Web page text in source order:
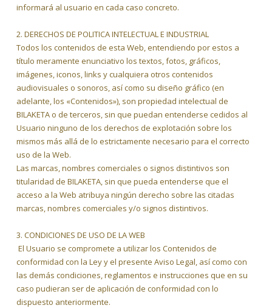
informará al usuario en cada caso concreto.
2. DERECHOS DE POLITICA INTELECTUAL E INDUSTRIAL
Todos los contenidos de esta Web, entendiendo por estos a
título meramente enunciativo los textos, fotos, gráficos,
imágenes, iconos, links y cualquiera otros contenidos
audiovisuales o sonoros, así como su diseño gráfico (en
adelante, los «Contenidos»), son propiedad intelectual de
BILAKETA o de terceros, sin que puedan entenderse cedidos al
Usuario ninguno de los derechos de explotación sobre los
mismos más allá de lo estrictamente necesario para el correcto
uso de la Web.
Las marcas, nombres comerciales o signos distintivos son
titularidad de BILAKETA, sin que pueda entenderse que el
acceso a la Web atribuya ningún derecho sobre las citadas
marcas, nombres comerciales y/o signos distintivos.
3. CONDICIONES DE USO DE LA WEB
El Usuario se compromete a utilizar los Contenidos de
conformidad con la Ley y el presente Aviso Legal, así como con
las demás condiciones, reglamentos e instrucciones que en su
caso pudieran ser de aplicación de conformidad con lo
dispuesto anteriormente.